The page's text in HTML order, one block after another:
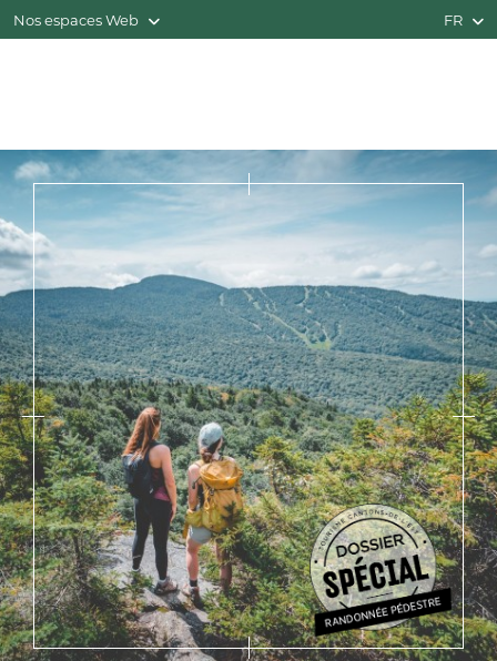
Nos espaces Web FR